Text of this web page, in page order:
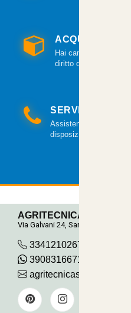
ACQUISTO
Hai cambiato idea?
diritto di recesso.
SERVIZIO
Assistenza clienti via
disposizione.
AGRITECNICA S.R.L.
Via Galvani 24, San Pancrazio
3341210267
390831667115